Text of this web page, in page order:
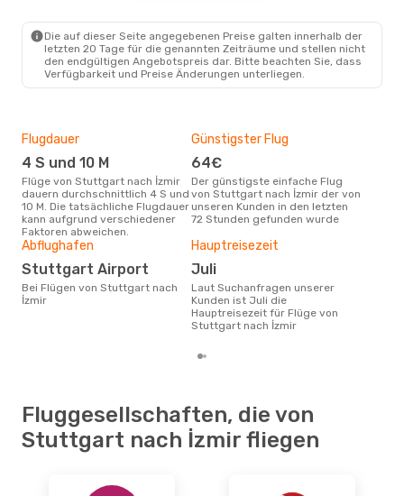
Direkt
IZM- STR
Die auf dieser Seite angegebenen Preise galten innerhalb der
letzten 20 Tage für die genannten Zeiträume und stellen nicht
den endgültigen Angebotspreis dar. Bitte beachten Sie, dass
Verfügbarkeit und Preise Änderungen unterliegen.
Flugdauer
4 S und 10 M
Flüge von Stuttgart nach İzmir
dauern durchschnittlich 4 S und
10 M. Die tatsächliche Flugdauer
kann aufgrund verschiedener
Faktoren abweichen.
Günstigster Flug
64€
Der günstigste einfache Flug
von Stuttgart nach İzmir der von
unseren Kunden in den letzten
72 Stunden gefunden wurde
Abflughafen
Stuttgart Airport
Bei Flügen von Stuttgart nach
İzmir
Hauptreisezeit
Juli
Laut Suchanfragen unserer
Kunden ist Juli die
Hauptreisezeit für Flüge von
Stuttgart nach İzmir
Fluggesellschaften, die von
Stuttgart nach İzmir fliegen